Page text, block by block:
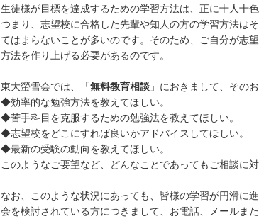
生徒様が目標を達成するための学習方法は、正に十人十色
つまり、志望校に合格した先輩や知人の方の学習方法は
てはまらないことが多いのです。そのため、ご自分が志
方法を作り上げる必要があるのです。
東大螢雪会では、「無料教育相談 」におきまして、その
◆効率的な勉強方法を教えてほしい。
◆苦手科目を克服するための勉強法を教えてほしい。
◆志望校をどこにすれば良いかアドバイスしてほしい。
◆最新の受験の動向を教えてほしい。
このようなご要望など、どんなことであってもご相談に
なお、このような状況にあっても、皆様の学習が円滑に
会を検討されている方につきまして、お電話、メールま